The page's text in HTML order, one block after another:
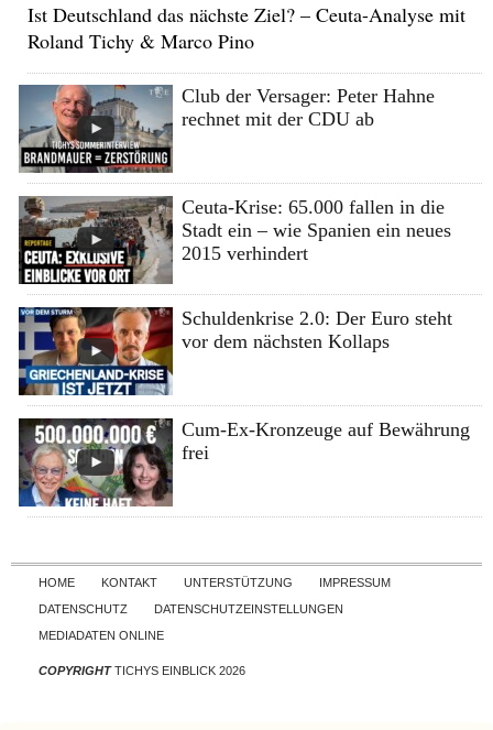
Ist Deutschland das nächste Ziel? – Ceuta-Analyse mit
Roland Tichy & Marco Pino
Club der Versager: Peter Hahne
rechnet mit der CDU ab
Ceuta-Krise: 65.000 fallen in die
Stadt ein – wie Spanien ein neues
2015 verhindert
Schuldenkrise 2.0: Der Euro steht
vor dem nächsten Kollaps
Cum-Ex-Kronzeuge auf Bewährung
frei
Skip to content
HOME KONTAKT UNTERSTÜTZUNG
IMPRESSUM
DATENSCHUTZ
DATENSCHUTZEINSTELLUNGEN
MEDIADATEN ONLINE
COPYRIGHTTICHYS EINBLICK 2026